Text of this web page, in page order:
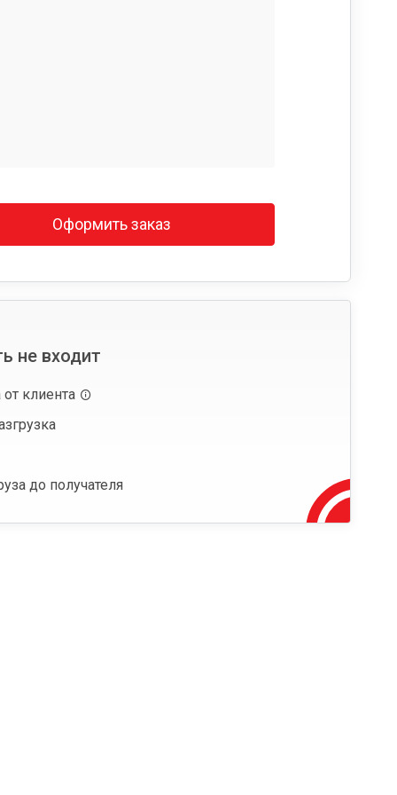
Оформить заказ
не входит
от клиента
до получателя